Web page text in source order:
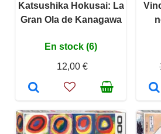
Katsushika Hokusai: La
Gran Ola de Kanagawa
En stock (6)
12,00 €